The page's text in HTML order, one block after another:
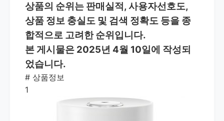
상품의 순위는 판매실적, 사용자선호도,
상품 정보 충실도 및 검색 정확도 등을 종
합적으로 고려한 순위입니다.
본 게시물은 2025년 4월 10일에 작성되
었습니다.
# 상품정보
1